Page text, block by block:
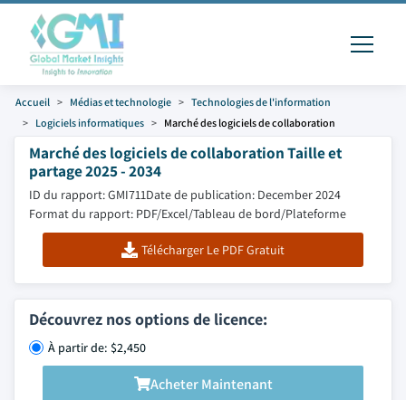
Accueil Médias et technologie
Technologies de l'information
Logiciels informatiques
Marché des logiciels de collaboration
Marché des logiciels de collaboration Taille et
partage 2025 - 2034
ID du rapport: GMI711Date de publication: December 2024
Format du rapport: PDF/Excel/Tableau de bord/Plateforme
Télécharger Le PDF Gratuit
Découvrez nos options de licence:
À partir de: $2,450
Acheter Maintenant